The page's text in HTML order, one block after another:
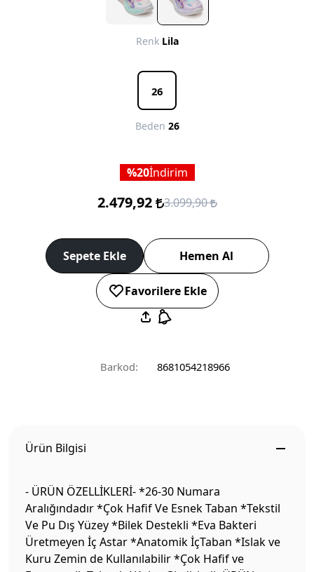
Renk Lila
26
Beden 26
20İndirim
2.479,92 3.099,90
Sepete Ekle Hemen Al
Favorilere Ekle
Barkod: 8681054218966
Ürün Bilgisi
- ÜRÜN ÖZELLİKLERİ- *26-30 Numara
Aralığındadır *Çok Hafif Ve Esnek Taban *Tekstil
Ve Pu Dış Yüzey *Bilek Destekli *Eva Bakteri
Üretmeyen İç Astar *Anatomik İçTaban *Islak ve
Kuru Zemin de Kullanılabilir *Çok Hafif ve